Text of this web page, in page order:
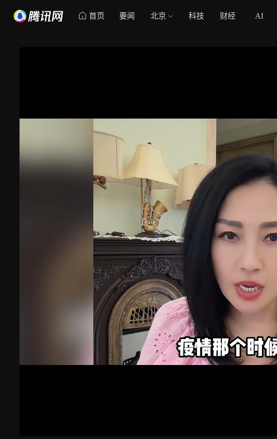
首页 要闻 北京 科技 财经 AI